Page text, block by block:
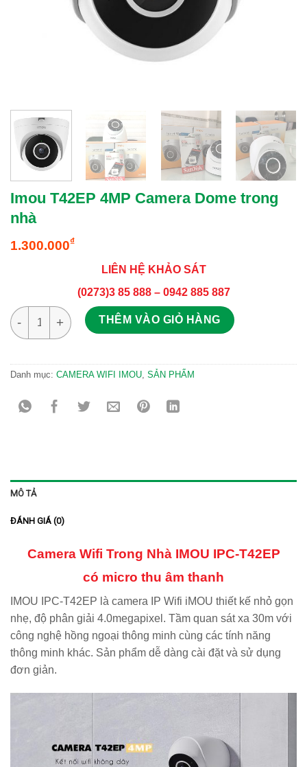
Imou T42EP 4MP Camera Dome trong
nhà
1.300.000₫
LIÊN HỆ KHẢO SÁT
(0273)3 85 888 – 0942 885 887
Imou T42EP 4MP Camera Dome trong nhà số lượng
THÊM VÀO GIỎ HÀNG
Danh mục: CAMERA WIFI IMOU, SẢN PHẨM
MÔ TẢ
ĐÁNH GIÁ (0)
Camera Wifi Trong Nhà IMOU IPC-T42EP
có micro thu âm thanh
IMOU IPC-T42EP là camera IP Wifi iMOU thiết kế nhỏ gọn
nhẹ, độ phân giải 4.0megapixel. Tầm quan sát xa 30m với
công nghệ hồng ngoại thông minh cùng các tính năng
thông minh khác. Sản phẩm dễ dàng cài đặt và sử dụng
đơn giản.